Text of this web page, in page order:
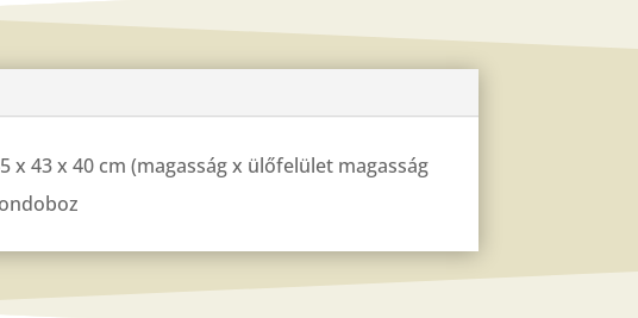
43 x 40 cm (magasság x ülőfelület magasság